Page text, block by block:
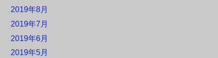
2019年8月
2019年7月
2019年6月
2019年5月